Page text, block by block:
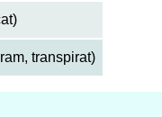
transpirat)